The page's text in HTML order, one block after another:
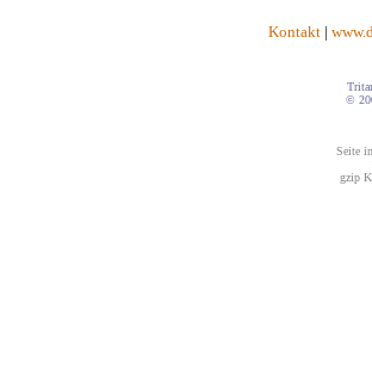
Kontakt|
©
Seite
gzip